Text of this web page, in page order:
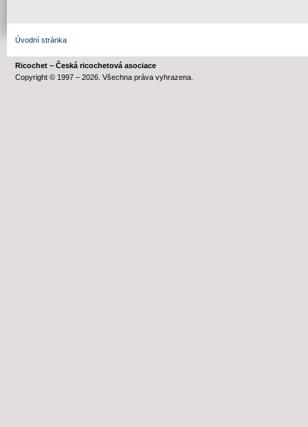
Úvodní stránka
Ricochet – Česká ricochetová asociace
Copyright © 1997 – 2026. Všechna práva vyhrazena.